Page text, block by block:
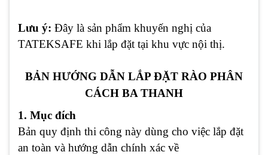
Lưu ý: Đây là sản phẩm khuyến nghị của
TATEKSAFE khi lắp đặt tại khu vực nội thị.
BẢN HƯỚNG DẪN LẮP ĐẶT RÀO PHÂN
CÁCH BA THANH
1. Mục đích
Bản quy định thi công này dùng cho việc lắp đặt
an toàn và hướng dẫn chính xác về